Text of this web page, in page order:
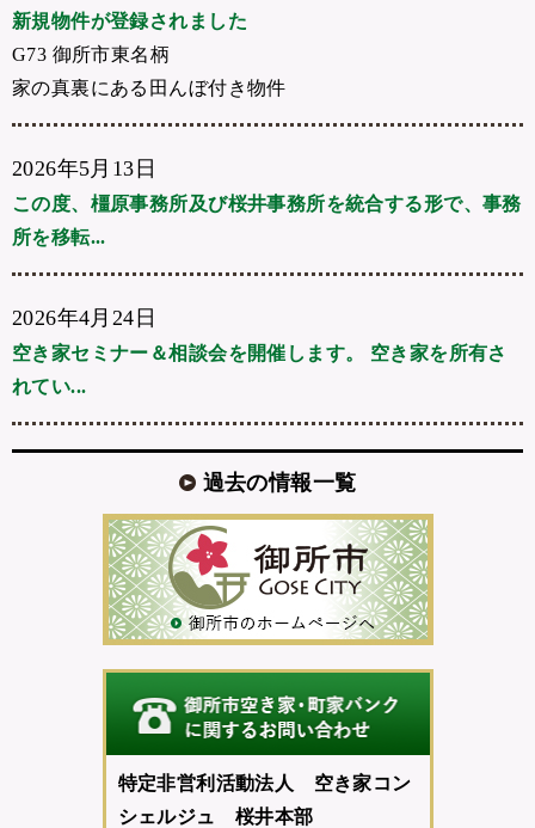
新規物件が登録されました
G73 御所市東名柄
家の真裏にある田んぼ付き物件
2026年5月13日
この度、橿原事務所及び桜井事務所を統合する形で、事務
所を移転...
2026年4月24日
空き家セミナー＆相談会を開催します。 空き家を所有さ
れてい...
過去の情報一覧
特定非営利活動法人 空き家コン
シェルジュ 桜井本部